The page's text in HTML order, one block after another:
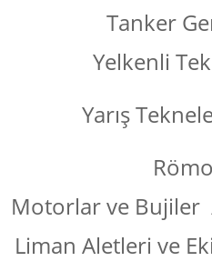
Tanker
Yelkenli
Yarış
Motorlar ve Bujiler
Liman Aletleri ve